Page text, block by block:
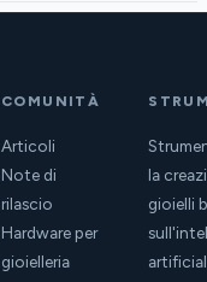
COMUNITÀ
Articoli
Note di
rilascio
Hardware per
gioielleria
la
gioielli